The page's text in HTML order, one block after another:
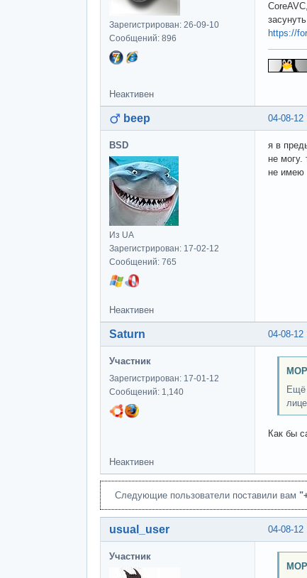
Зарегистрирован: 26-09-10
Сообщений: 896
https://
Неактивен
04-08-12
beep
BSD
Из UA
Зарегистрирован: 17-02-12
Сообщений: 765
я в
не могу.
не имею
Неактивен
04-08-12
Saturn
Участник
Зарегистрирован: 17-01-12
Сообщений: 1,140
Ещё
Как бы
Неактивен
Следующие пользователи поставили вам
04-08-12
usual_user
Участник